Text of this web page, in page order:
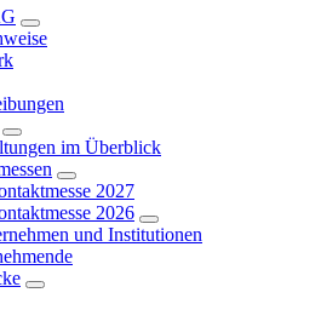
im Überblick
2027
2026
und Institutionen